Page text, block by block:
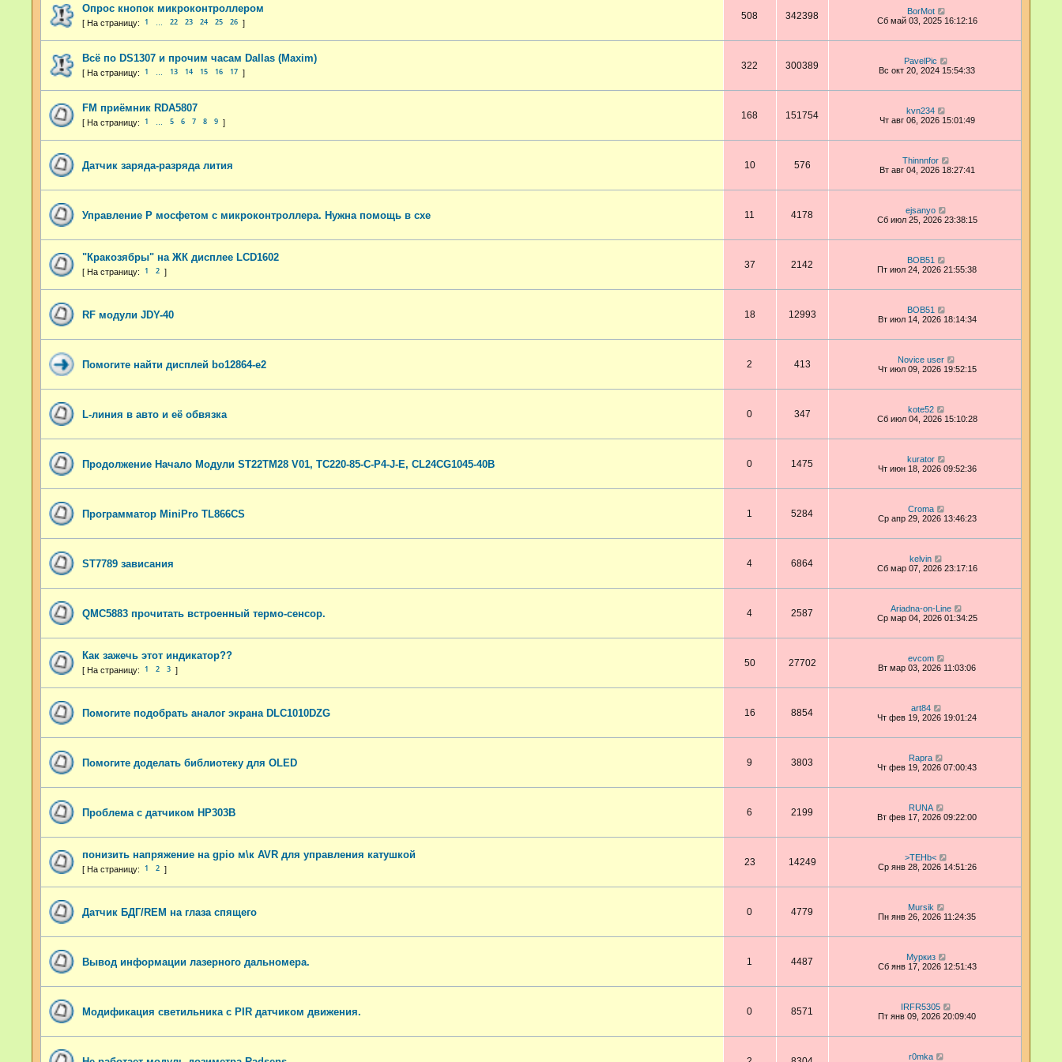
Опрос кнопок микроконтроллером
1 22 23 24 25 26
508 342398
BorMot
Сб май 03, 2025 16:12:16
Всё по DS1307 и прочим часам Dallas (Maxim)
1 13 14 15 16 17
322 300389
PavelPic
Вс окт 20, 2024 15:54:33
FM приёмник RDA5807
1 5 6 7 8 9
168 151754
kvn234
Чт авг 06, 2026 15:01:49
Датчик заряда-разряда лития 10 576
Thinnnfor
Вт авг 04, 2026 18:27:41
Управление P мосфетом с микроконтроллера. Нужна помощь в схе 11 4178
ejsanyo
Сб июл 25, 2026 23:38:15
"Кракозябры" на ЖК дисплее LCD1602
1 2
37 2142
BOB51
Пт июл 24, 2026 21:55:38
RF модули JDY-40 18 12993
BOB51
Вт июл 14, 2026 18:14:34
Помогите найти дисплей bo12864-e2 2 413
Novice user
Чт июл 09, 2026 19:52:15
L-линия в авто и её обвязка 0 347
kote52
Сб июл 04, 2026 15:10:28
Продолжение Начало Модули ST22TM28 V01, TC220-85-C-P4-J-E, CL24CG1045-40B 0 1475
kurator
Чт июн 18, 2026 09:52:36
Программатор MiniPro TL866CS 1 5284
Croma
Ср апр 29, 2026 13:46:23
ST7789 зависания 4 6864
kelvin
Сб мар 07, 2026 23:17:16
QMC5883 прочитать встроенный термо-сенсор. 4 2587
Ariadna-on-Line
Ср мар 04, 2026 01:34:25
Как зажечь этот индикатор??
1 2 3
50 27702
evcom
Вт мар 03, 2026 11:03:06
Помогите подобрать аналог экрана DLC1010DZG 16 8854
art84
Чт фев 19, 2026 19:01:24
Помогите доделать библиотеку для OLED 9 3803
Rapra
Чт фев 19, 2026 07:00:43
Проблема с датчиком HP303B 6 2199
RUNA
Вт фев 17, 2026 09:22:00
понизить напряжение на gpio м\к AVR для управления катушкой
1 2
23 14249
>TEHb<
Ср янв 28, 2026 14:51:26
Датчик БДГ/REM на глаза спящего 0 4779
Mursik
Пн янв 26, 2026 11:24:35
Вывод информации лазерного дальномера. 1 4487
Муркиз
Сб янв 17, 2026 12:51:43
Модификация светильника с PIR датчиком движения. 0 8571
IRFR5305
Пт янв 09, 2026 20:09:40
r0mka